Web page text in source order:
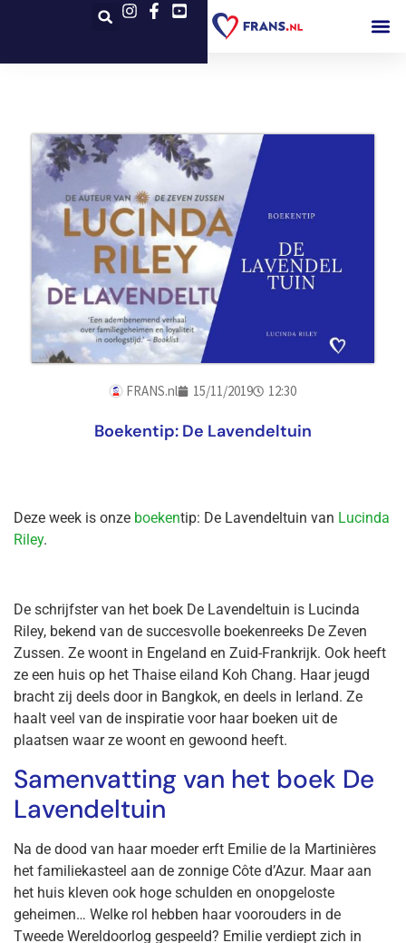
FRANS.nl 15/11/2019 12:30
Boekentip: De Lavendeltuin
Deze week is onze boekentip: De Lavendeltuin van Lucinda
Riley.
De schrijfster van het boek De Lavendeltuin is Lucinda
Riley, bekend van de succesvolle boekenreeks De Zeven
Zussen. Ze woont in Engeland en Zuid-Frankrijk. Ook heeft
ze een huis op het Thaise eiland Koh Chang. Haar jeugd
bracht zij deels door in Bangkok, en deels in Ierland. Ze
haalt veel van de inspiratie voor haar boeken uit de
plaatsen waar ze woont en gewoond heeft.
Samenvatting van het boek De
Lavendeltuin
Na de dood van haar moeder erft Emilie de la Martinières
het familiekasteel aan de zonnige Côte d’Azur. Maar aan
het huis kleven ook hoge schulden en onopgeloste
geheimen… Welke rol hebben haar voorouders in de
Tweede Wereldoorlog gespeeld? Emilie verdiept zich in